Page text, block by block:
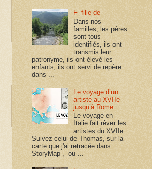
F_fille de
Dans nos
familles, les pères
sont tous
identifiés, ils ont
transmis leur
patronyme, ils ont élevé les
enfants, ils ont servi de repère
dans ...
Le voyage d’un
artiste au XVIIe
jusqu’à Rome
Le voyage en
Italie fait rêver les
artistes du XVIIe.
Suivez celui de Thomas, sur la
carte que j'ai retracée dans
StoryMap , ou ...